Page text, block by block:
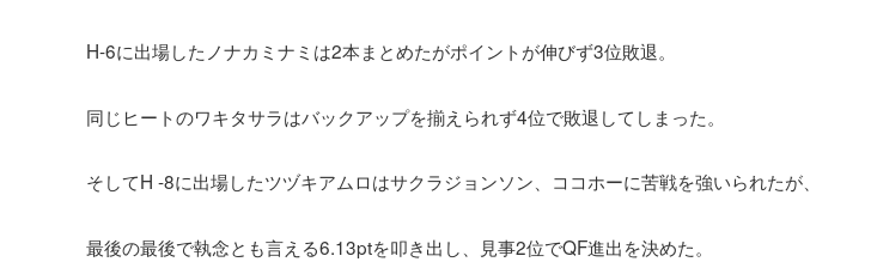
H-6に出場したノナカミナミは2本まとめたがポイントが伸びず3位敗退。
同じヒートのワキタサラはバックアップを揃えられず4位で敗退してしまった。
そしてH -8に出場したツヅキアムロはサクラジョンソン、ココホーに苦戦を強いられたが、
最後の最後で執念とも言える6.13ptを叩き出し、見事2位でQF進出を決めた。